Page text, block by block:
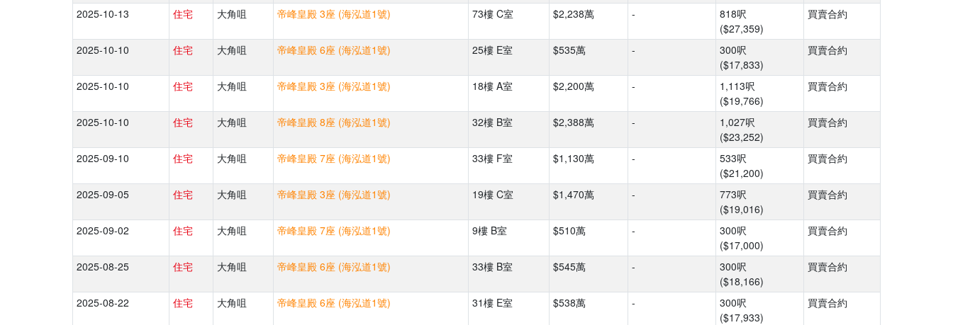
2025-10-13 住宅 大角咀 帝峰皇殿 3座 (海泓道1號) 73樓 C室 $2,238萬 -
818呎
($27,359)
買賣合約
2025-10-10 住宅 大角咀 帝峰皇殿 6座 (海泓道1號) 25樓 E室 $535萬 -
300呎
($17,833)
買賣合約
2025-10-10 住宅 大角咀 帝峰皇殿 3座 (海泓道1號) 18樓 A室 $2,200萬 -
1,113呎
($19,766)
買賣合約
2025-10-10 住宅 大角咀 帝峰皇殿 8座 (海泓道1號) 32樓 B室 $2,388萬 -
1,027呎
($23,252)
買賣合約
2025-09-10 住宅 大角咀 帝峰皇殿 7座 (海泓道1號) 33樓 F室 $1,130萬 -
533呎
($21,200)
買賣合約
2025-09-05 住宅 大角咀 帝峰皇殿 3座 (海泓道1號) 19樓 C室 $1,470萬 -
773呎
($19,016)
買賣合約
2025-09-02 住宅 大角咀 帝峰皇殿 7座 (海泓道1號) 9樓 B室 $510萬 -
300呎
($17,000)
買賣合約
2025-08-25 住宅 大角咀 帝峰皇殿 6座 (海泓道1號) 33樓 B室 $545萬 -
300呎
($18,166)
買賣合約
2025-08-22 住宅 大角咀 帝峰皇殿 6座 (海泓道1號) 31樓 E室 $538萬 -
300呎
($17,933)
買賣合約